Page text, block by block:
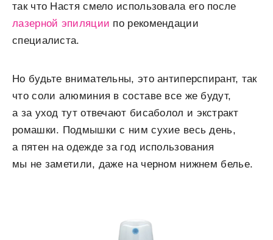
так что Настя смело использовала его после
лазерной эпиляции по рекомендации
специалиста.
Но будьте внимательны, это антиперспирант, так
что соли алюминия в составе все же будут,
а за уход тут отвечают бисаболол и экстракт
ромашки. Подмышки с ним сухие весь день,
а пятен на одежде за год использования
мы не заметили, даже на черном нижнем белье.